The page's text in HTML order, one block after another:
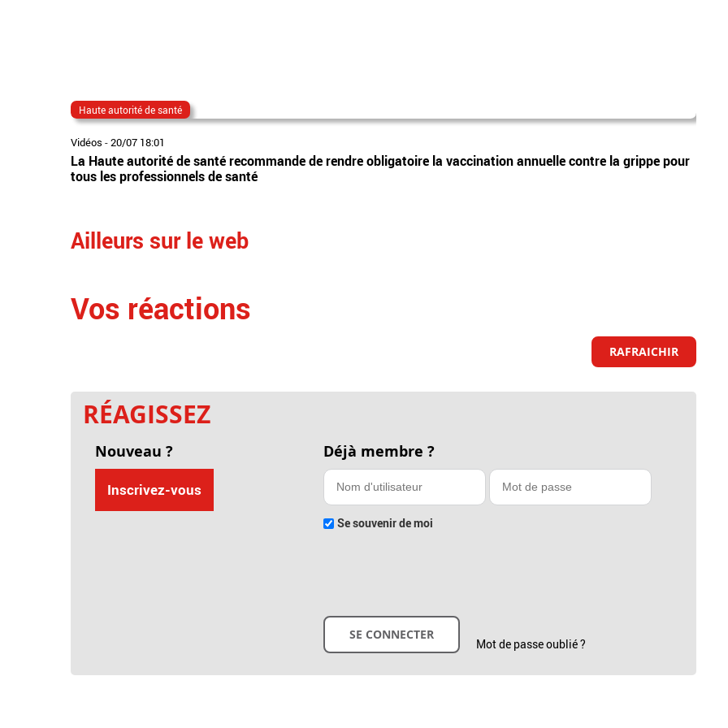
Haute autorité de santé
Vidéos -20/07 18:01
La Haute autorité de santé recommande de rendre obligatoire la vaccination annuelle contre la grippe pour
tous les professionnels de santé
Ailleurs sur le web
Vos réactions
RAFRAICHIR
RÉAGISSEZ
Nouveau ?
Inscrivez-vous
Déjà membre ?
Se souvenir de moi
Mot de passe oublié ?